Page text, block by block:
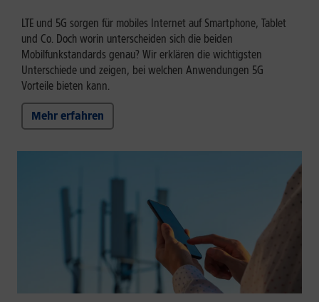
LTE und 5G sorgen für mobiles Internet auf Smartphone, Tablet
und Co. Doch worin unterscheiden sich die beiden
Mobilfunkstandards genau? Wir erklären die wichtigsten
Unterschiede und zeigen, bei welchen Anwendungen 5G
Vorteile bieten kann.
Mehr erfahren